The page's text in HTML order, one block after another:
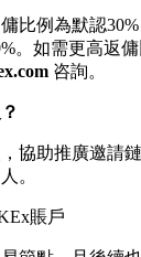
比例為默認
。如需更高返
咨詢。
協助推廣邀請
。
賬戶